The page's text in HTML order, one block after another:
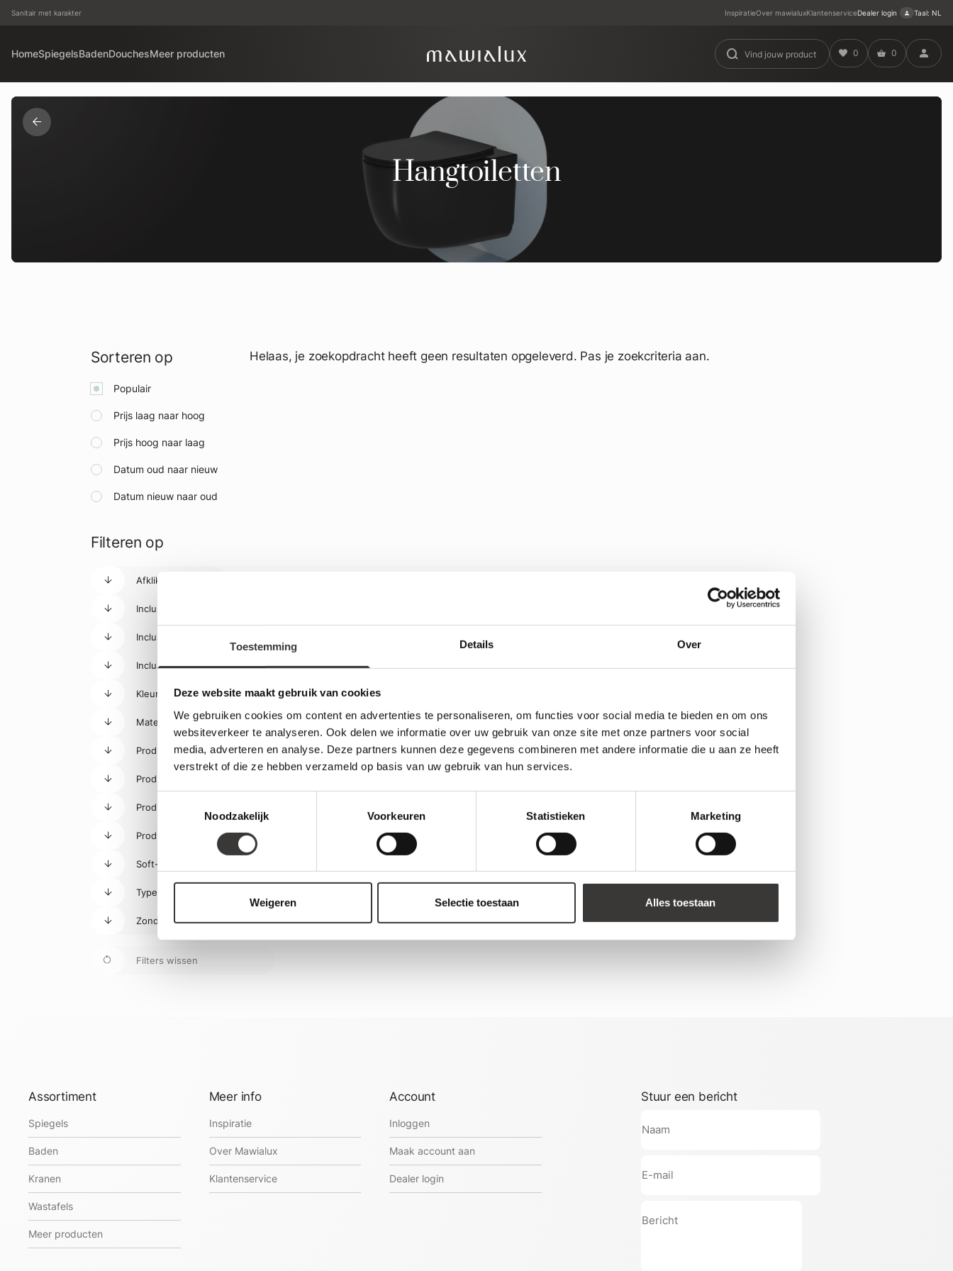
Toestemming Details Over
Deze website maakt gebruik van cookies
We gebruiken cookies om content en advertenties te personaliseren, om functies voor social media te bieden en om ons
websiteverkeer te analyseren. Ook delen we informatie over uw gebruik van onze site met onze partners voor social
media, adverteren en analyse. Deze partners kunnen deze gegevens combineren met andere informatie die u aan ze heeft
verstrekt of die ze hebben verzameld op basis van uw gebruik van hun services.
Noodzakelijk
Voorkeuren Statistieken Marketing
Weigeren Selectie toestaan Alles toestaan
Sanitair met karakter InspiratieOver mawialuxKlantenserviceDealer login Taal: NL
HomeSpiegelsBadenDouchesMeer producten 0 0
Hangtoiletten
Sorteren op
Populair
Prijs laag naar hoog
Prijs hoog naar laag
Datum oud naar nieuw
Datum nieuw naar oud
Filteren op
Afklikbare zitting
Inclusief deksel
Inclusief montagemateriaal
Inclusief wc-bril
Kleur
Materiaal
Product breedte
Product gewicht
Product hoogte
Product lengte
Soft-close
Type toilet
Zonder spoelrand
Filters wissen
Helaas, je zoekopdracht heeft geen resultaten opgeleverd. Pas je zoekcriteria aan.
Assortiment
Spiegels
Baden
Kranen
Wastafels
Meer producten
Meer info
Inspiratie
Over Mawialux
Klantenservice
Account
Inloggen
Maak account aan
Dealer login
Stuur een bericht